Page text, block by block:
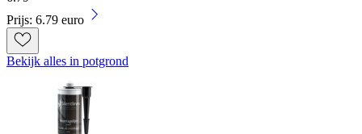
Prijs: 6.79 euro
Bekijk alles in potgrond